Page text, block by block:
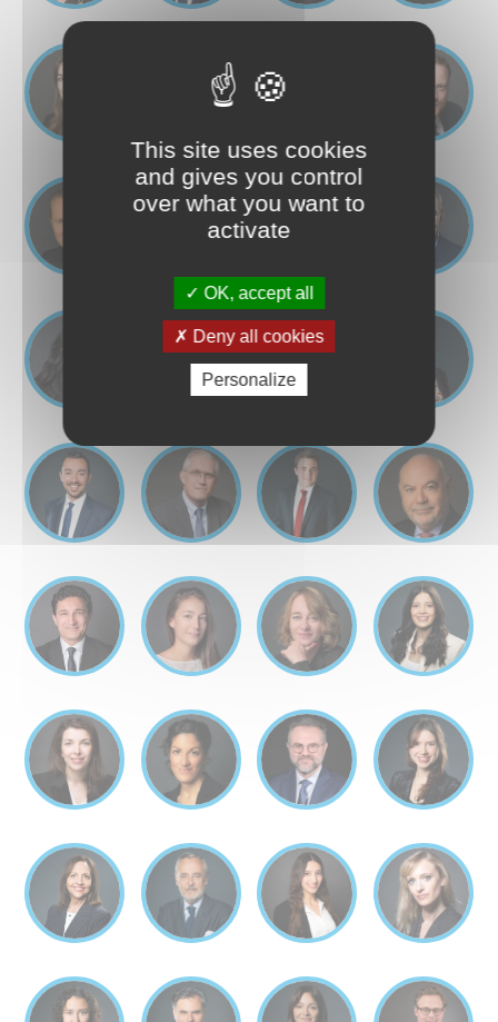
This site uses cookies
and gives you control
over what you want to
activate
OK, accept all
Deny all cookies
Personalize